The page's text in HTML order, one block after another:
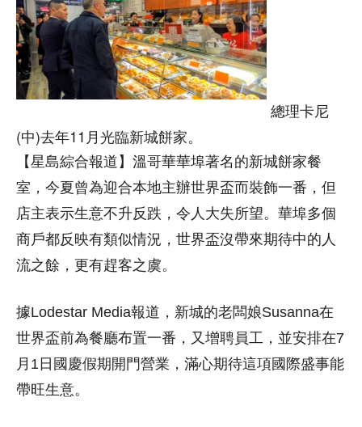
總理卡尼
(中)去年11月光臨新城餅家。
【星島綜合報道】溫哥華華埠著名的新城餅家餐
室，今夏曾為迎合本地主辦世界盃而裝飾一番，但
店主表示生意不升反跌，令人大失所望。華埠多個
商戶都反映有類似情況，世界盃沒帶來期待中的人
流之餘，更有趕客之虞。
據Lodestar Media報道，新城的老闆娘Susanna在
世界盃前為餐廳布置一番，又增聘員工，並安排在7
月1日國慶假期開門營業，滿心期待這項國際盛事能
帶旺生意。